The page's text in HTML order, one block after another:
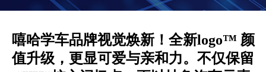
嘻哈学车品牌视觉焕新！全新logo™️ 颜
值升级，更显可爱与亲和力。不仅保留